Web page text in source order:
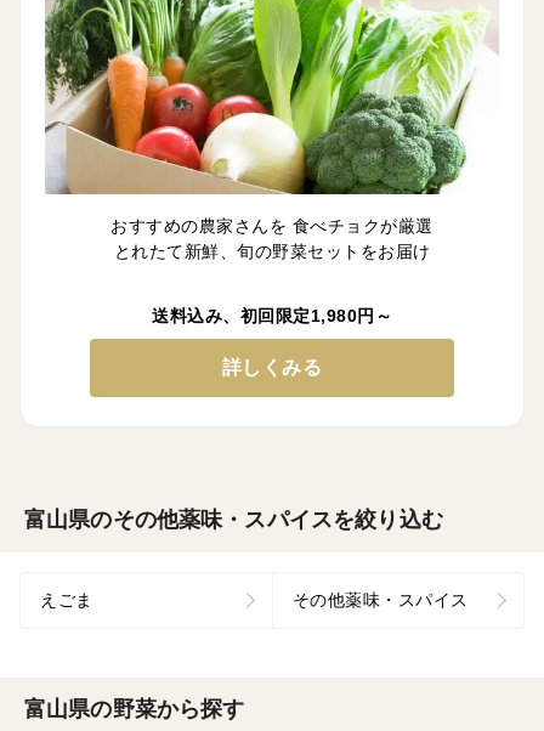
おすすめの農家さんを 食べチョクが厳選
とれたて新鮮、旬の野菜セットをお届け
送料込み、初回限定1,980円～
詳しくみる
富山県のその他薬味・スパイスを絞り込む
えごま その他薬味・スパイス
富山県の野菜から探す